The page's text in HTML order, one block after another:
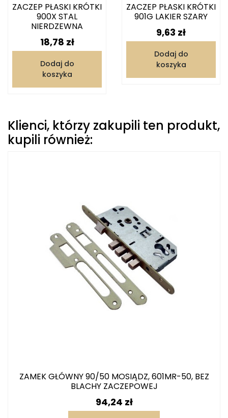
ZACZEP PŁASKI KRÓTKI
900X STAL
NIERDZEWNA
Cena
18,78 zł
Dodaj do
koszyka
ZACZEP PŁASKI KRÓTKI
901G LAKIER SZARY
Cena
9,63 zł
Dodaj do
koszyka
Klienci, którzy zakupili ten produkt,
kupili również:
ZAMEK GŁÓWNY 90/50 MOSIĄDZ, 601MR-50, BEZ
BLACHY ZACZEPOWEJ
Cena
94,24 zł